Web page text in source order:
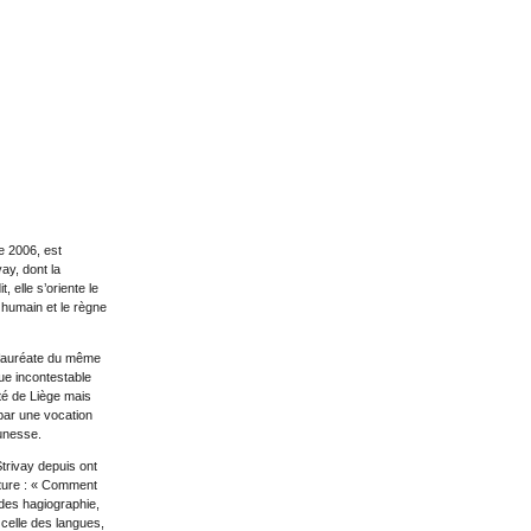
2006, est
dont la
elle s’oriente le
et le règne
du même
incontestable
de Liège mais
une vocation
depuis ont
: « Comment
hagiographie,
des langues,